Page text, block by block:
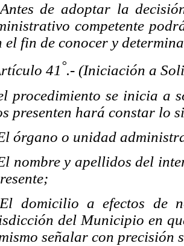
de adoptar la
competente
el fin de conocer y
41°.- (Iniciación a
procedimiento se inicia a
presenten hará constar lo
órgano o unidad
nombre y apellidos del
domicilio a efectos de
del Municipio en
señalar con precisión